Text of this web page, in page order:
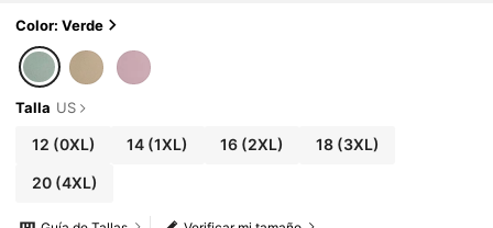
ado para Año Nuevo, festivales de música, Sa
een, Pascua, carnavales, reuniones casuales,
vacaciones en la playa, picnics en el parque, ir
de compras y talla grande ocasiones. Tela sua
ve, estilo distintivo, alta relación calidad-preci
Color: Verde
Talla US
12 (0XL) 14 (1XL) 16(2XL) 18(3XL)
20(4XL)